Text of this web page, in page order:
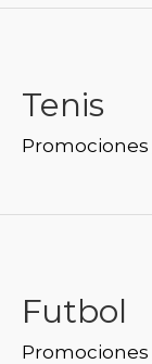
Tenis
Promociones
Futbol
Promociones